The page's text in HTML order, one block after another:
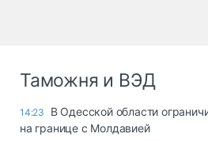
Таможня и ВЭД
14:23
В Одесской области
на границе с Молдавией